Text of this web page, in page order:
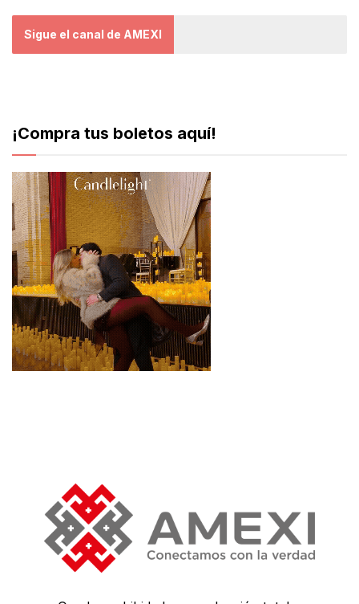
Sigue el canal de AMEXI
¡Compra tus boletos aquí!